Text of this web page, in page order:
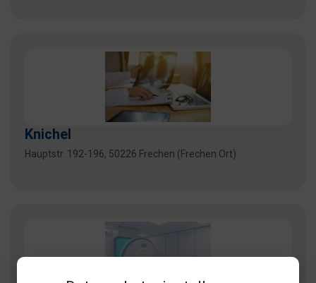
Knichel
Hauptstr. 192-196, 50226 Frechen (Frechen Ort)